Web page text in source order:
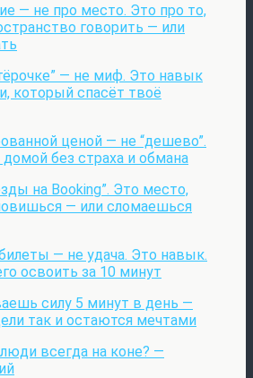
— не про место. Это про то,
говорить — или
— не миф. Это навык
который спасёт твоё
ценой — не “дешево”.
без страха и обмана
на Booking”. Это место,
— или сломаешься
— не удача. Это навык.
освоить за 10 минут
силу 5 минут в день —
так и остаются мечтами
всегда на коне? —